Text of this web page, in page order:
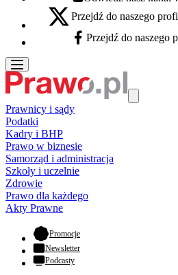
Youtube - otwiera się w nowej
X - otwiera się w nowej karcie
Przejdź do naszego
Facebook - otwiera się w nowej
Przejdź do naszego
Prawnicy i sądy
Podatki
Kadry i BHP
Prawo w biznesie
Samorząd i administracja
Szkoły i uczelnie
Zdrowie
Prawo dla każdego
Akty Prawne
Promocje- otwiera się w nowej karcie
Newsletter
Podcasty